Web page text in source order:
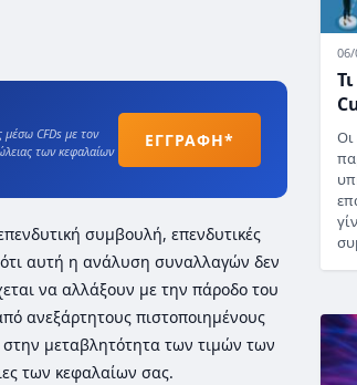
μέσω CFDs με τον
των κεφαλαίων
ΕΓΓΡΑΦΗ*
συμβουλή, επενδυτικές
αυτή η ανάλυση συναλλαγών δεν
να αλλάξουν με την πάροδο του
ανεξάρτητους πιστοποιημένους
στην μεταβλητότητα των τιμών των
των κεφαλαίων σας.
06/
Οι